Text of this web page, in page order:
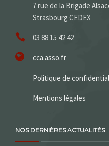
7 rue de la Brigade
Strasbourg CEDEX
03 88 15 42 42
cca.asso.fr
Politique de
Mentions légales
NOS DERNIÈRES ACTUALITÉS